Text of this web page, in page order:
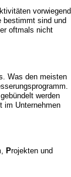
vorwiegend
bestimmt sind und
oftmals nicht
Was den meisten
werden
im Unternehmen
Projekten und